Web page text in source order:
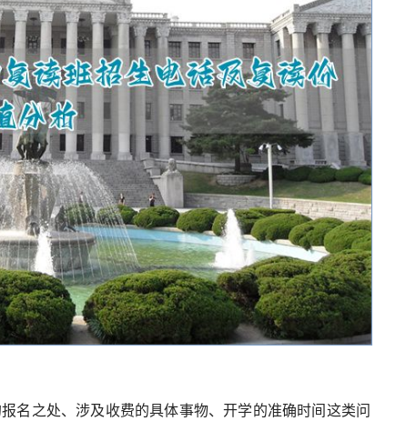
名之处、涉及收费的具体事物、开学的准确时间这类问